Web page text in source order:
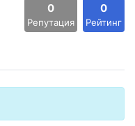
0
Репутация
0
Рейтинг